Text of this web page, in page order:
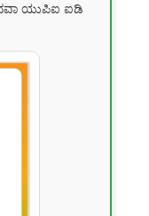
ಯುಪಿಐ ಐಡಿ